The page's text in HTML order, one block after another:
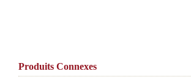
Produits Connexes